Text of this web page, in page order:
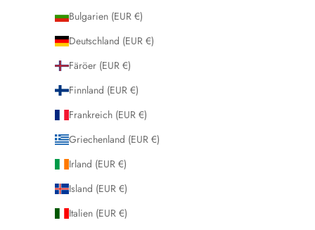
Bulgarien (EUR €)
Deutschland (EUR €)
Färöer (EUR €)
Finnland (EUR €)
Frankreich (EUR €)
Griechenland (EUR €)
Irland (EUR €)
Island (EUR €)
Italien (EUR €)